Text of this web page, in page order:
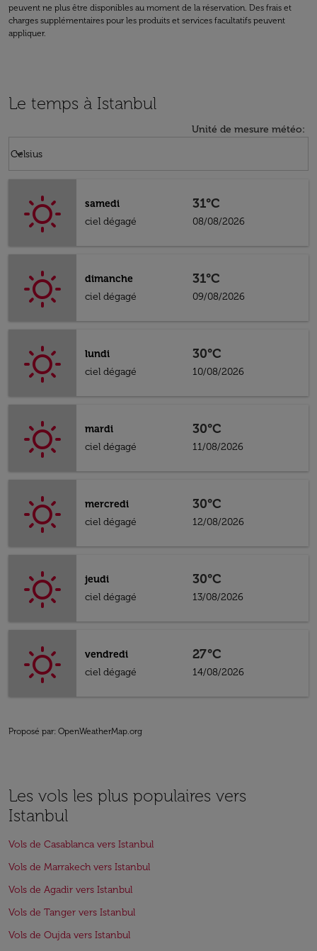
peuvent ne plus être disponibles au moment de la réservation. Des frais et
charges supplémentaires pour les produits et services facultatifs peuvent
appliquer.
Le temps à Istanbul
Unité de mesure météo:
Celsius
keyboard_arrow_down
samedi
ciel dégagé
31°C
08/08/2026
dimanche
ciel dégagé
31°C
09/08/2026
lundi
ciel dégagé
30°C
10/08/2026
mardi
ciel dégagé
30°C
11/08/2026
mercredi
ciel dégagé
30°C
12/08/2026
jeudi
ciel dégagé
30°C
13/08/2026
vendredi
ciel dégagé
27°C
14/08/2026
Proposé par: OpenWeatherMap.org
Les vols les plus populaires vers
Istanbul
Vols de Casablanca vers Istanbul
Vols de Marrakech vers Istanbul
Vols de Agadir vers Istanbul
Vols de Tanger vers Istanbul
Vols de Oujda vers Istanbul